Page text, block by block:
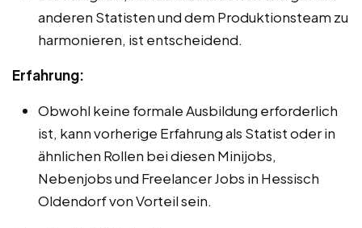
anderen Statisten und dem Produktionsteam zu
harmonieren, ist entscheidend.
Erfahrung:
Obwohl keine formale Ausbildung erforderlich
ist, kann vorherige Erfahrung als Statist oder in
ähnlichen Rollen bei diesen Minijobs,
Nebenjobs und Freelancer Jobs in Hessisch
Oldendorf von Vorteil sein.